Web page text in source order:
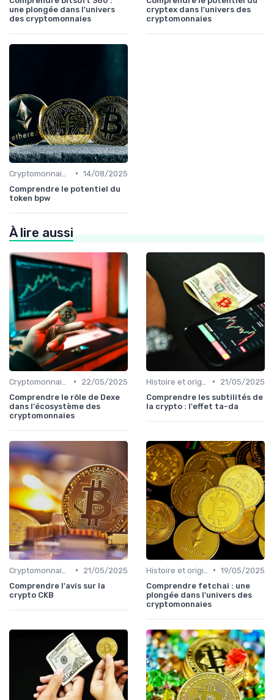
une plongée dans l'univers
des cryptomonnaies
cryptex dans l'univers des
cryptomonnaies
• 14/08/2025
Comprendre le potentiel du
token bpw
À lire aussi
•
22/05/2025
Comprendre le rôle de Dexe
dans l'écosystème des
cryptomonnaies
•
21/05/2025
Comprendre les subtilités de
la crypto : l'effet ta-da
•
21/05/2025
Comprendre l'avis sur la
crypto CKB
• 19/05/2025
Comprendre fetchai : une
plongée dans l'univers des
cryptomonnaies